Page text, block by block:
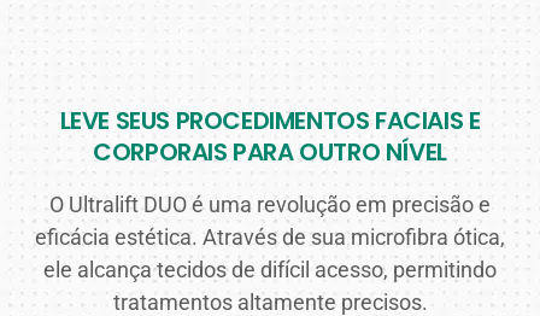
LEVE SEUS PROCEDIMENTOS FACIAIS E
CORPORAIS PARA OUTRO NÍVEL
O Ultralift DUO é uma revolução em precisão e
eficácia estética. Através de sua microfibra ótica,
ele alcança tecidos de difícil acesso, permitindo
tratamentos altamente precisos.